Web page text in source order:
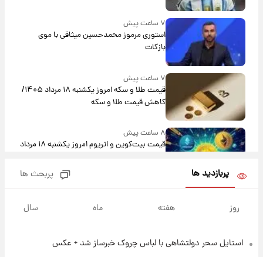
۷ ساعت پیش
استوری مرموز محمدحسین میثاقی با موی
بازکات
قیمت طلا و سکه امروز یکشنبه ۱۸ مرداد ۱۴۰۵/
کاهش قیمت طلا و سکه
۸ ساعت پیش
قیمت بیت‌کوین و اتریوم امروز یکشنبه ۱۸ مرداد
۱۲ ساعت پیش
پربازدید ها پربحث ها
روز هفته ماه سال
استایل سحر دولتشاهی با لباس چروک خبرساز شد + عکس